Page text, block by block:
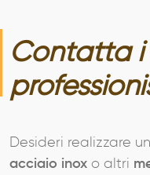
Contatta i
Desideri realizzare
acciaio inox o altri